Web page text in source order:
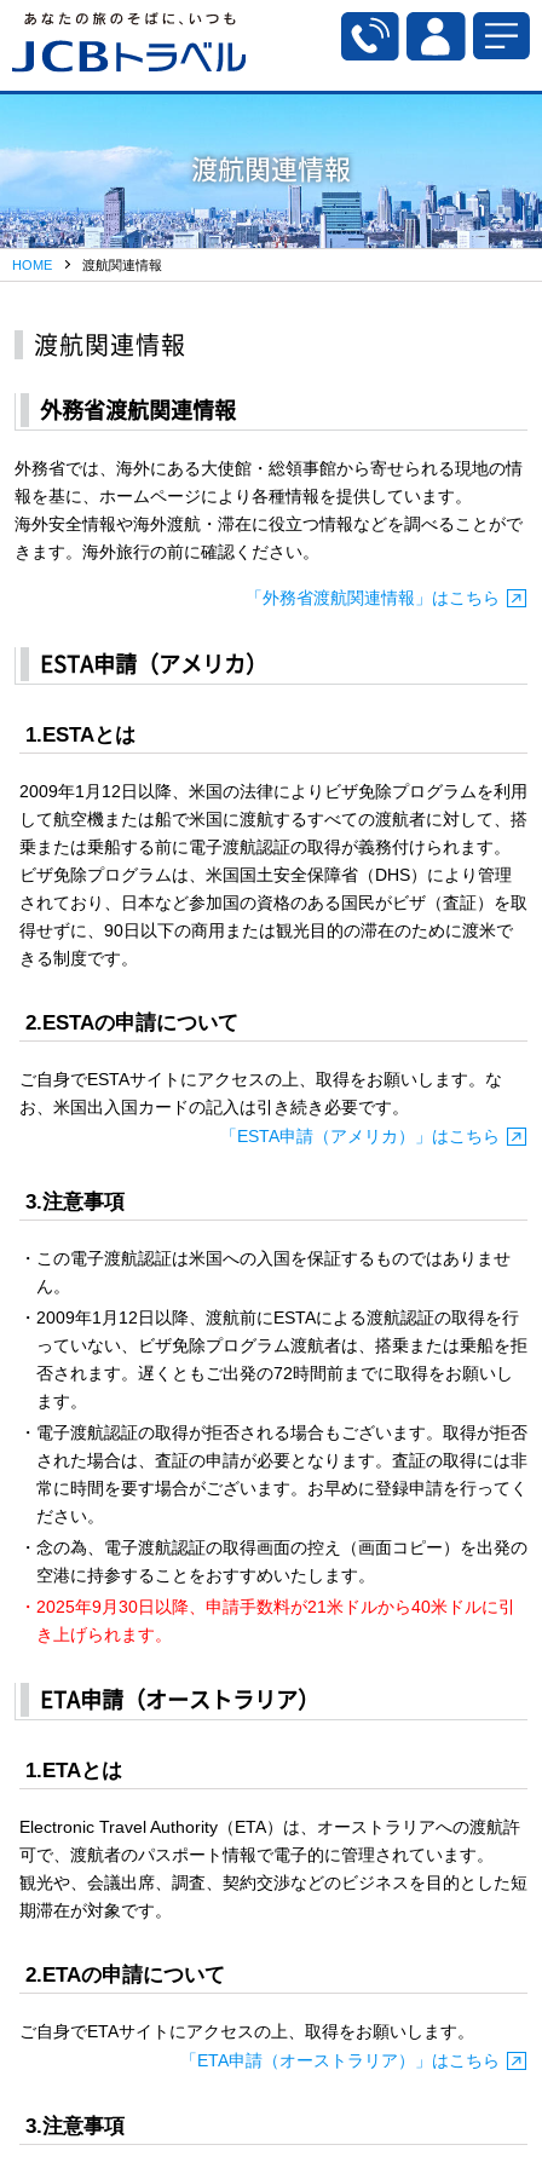
渡航関連情報
HOME 渡航関連情報
渡航関連情報
外務省渡航関連情報
外務省では、海外にある大使館・総領事館から寄せられる現地の情
報を基に、ホームページにより各種情報を提供しています。
海外安全情報や海外渡航・滞在に役立つ情報などを調べることがで
きます。海外旅行の前に確認ください。
「外務省渡航関連情報」はこちら
ESTA申請（アメリカ）
1.ESTAとは
2009年1月12日以降、米国の法律によりビザ免除プログラムを利用
して航空機または船で米国に渡航するすべての渡航者に対して、搭
乗または乗船する前に電子渡航認証の取得が義務付けられます。
ビザ免除プログラムは、米国国土安全保障省（DHS）により管理
されており、日本など参加国の資格のある国民がビザ（査証）を取
得せずに、90日以下の商用または観光目的の滞在のために渡米で
きる制度です。
2.ESTAの申請について
ご自身でESTAサイトにアクセスの上、取得をお願いします。な
お、米国出入国カードの記入は引き続き必要です。
「ESTA申請（アメリカ）」はこちら
3.注意事項
この電子渡航認証は米国への入国を保証するものではありませ
ん。
2009年1月12日以降、渡航前にESTAによる渡航認証の取得を行
っていない、ビザ免除プログラム渡航者は、搭乗または乗船を拒
否されます。遅くともご出発の72時間前までに取得をお願いし
ます。
電子渡航認証の取得が拒否される場合もございます。取得が拒否
された場合は、査証の申請が必要となります。査証の取得には非
常に時間を要す場合がございます。お早めに登録申請を行ってく
ださい。
念の為、電子渡航認証の取得画面の控え（画面コピー）を出発の
空港に持参することをおすすめいたします。
2025年9月30日以降、申請手数料が21米ドルから40米ドルに引
き上げられます。
ETA申請（オーストラリア）
1.ETAとは
Electronic Travel Authority（ETA）は、オーストラリアへの渡航許
可で、渡航者のパスポート情報で電子的に管理されています。
観光や、会議出席、調査、契約交渉などのビジネスを目的とした短
期滞在が対象です。
2.ETAの申請について
ご自身でETAサイトにアクセスの上、取得をお願いします。
「ETA申請（オーストラリア）」はこちら
3.注意事項